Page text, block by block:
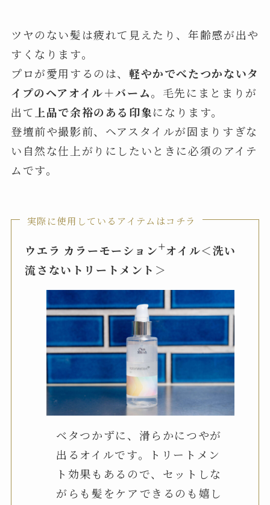
ツヤのない髪は疲れて見えたり、年齢感が出や
すくなります。
プロが愛用するのは、軽やかでべたつかないタ
イプのヘアオイル＋バーム。毛先にまとまりが
出て 上品で余裕のある印象になります。
登壇前や撮影前、ヘアスタイルが固まりすぎな
い自然な仕上がりにしたいときに必須のアイテ
ムです。
実際に使用しているアイテムはコチラ
ウエラ カラーモーション+オイル＜洗い
流さないトリートメント＞
ベタつかずに、滑らかにつやが
出るオイルです。トリートメン
ト効果もあるので、セットしな
がらも髪をケアできるのも嬉し